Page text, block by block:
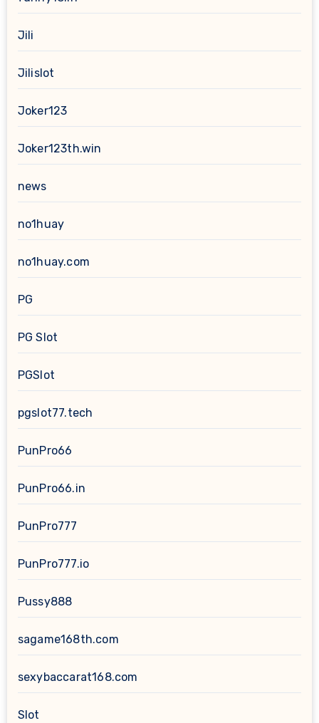
Jili
Jilislot
Joker123
Joker123th.win
news
no1huay
no1huay.com
PG
PG Slot
PGSlot
pgslot77.tech
PunPro66
PunPro66.in
PunPro777
PunPro777.io
Pussy888
sagame168th.com
sexybaccarat168.com
Slot